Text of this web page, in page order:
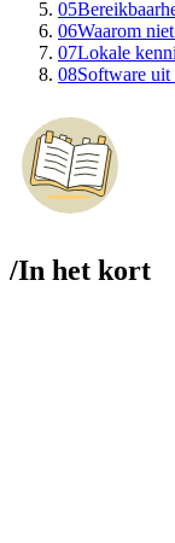
05
06Waarom
07Lokale
08Software uit
/In het kort